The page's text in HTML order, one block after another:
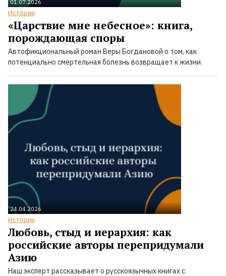
01.07.2026
Истории
«Царствие мне небесное»: книга,
порождающая споры
Автофикциональный роман Веры Богдановой о том, как
потенциально смертельная болезнь возвращает к жизни.
24.04.2026
Истории
Любовь, стыд и иерархия: как
российские авторы перепридумали
Азию
Наш эксперт рассказывает о русскоязычных книгах с